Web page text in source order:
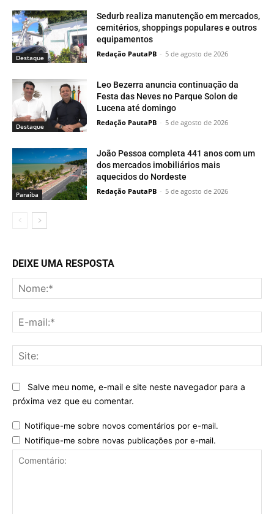
Destaque
Sedurb realiza manutenção em mercados,
cemitérios, shoppings populares e outros
equipamentos
Redação PautaPB - 5 de agosto de 2026
Destaque
Leo Bezerra anuncia continuação da
Festa das Neves no Parque Solon de
Lucena até domingo
Redação PautaPB - 5 de agosto de 2026
Paraí­ba
João Pessoa completa 441 anos com um
dos mercados imobiliários mais
aquecidos do Nordeste
Redação PautaPB - 5 de agosto de 2026
DEIXE UMA RESPOSTA
Salve meu nome, e-mail e site neste navegador para a
próxima vez que eu comentar.
Notifique-me sobre novos comentários por e-mail.
Notifique-me sobre novas publicações por e-mail.